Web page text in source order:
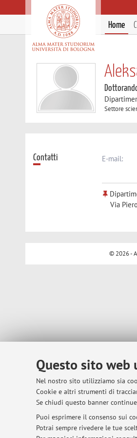
Questo sito
Nel nostro sito utilizziamo sia
Cookie e altri strumenti di
Se chiudi questo banner
Puoi esprimere il consenso sui
Potrai sempre rivedere le tue
Home
Settore
Contatti E-mail:
Via
© 2026 -